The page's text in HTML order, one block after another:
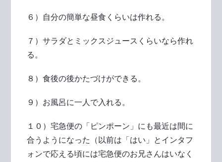
６）自分の簡単な昼食くらいは作れる。
７）サラダとミックスジュースくらいなら作れ
る。
８）食後の後かたづけができる。
９）お風呂に一人で入れる。
１０）宅急便の「ピンポーン」にも最近は間に
合うようになった（以前は「はい」とインタフ
ォンで応える頃には宅急便のお兄さんはいなく